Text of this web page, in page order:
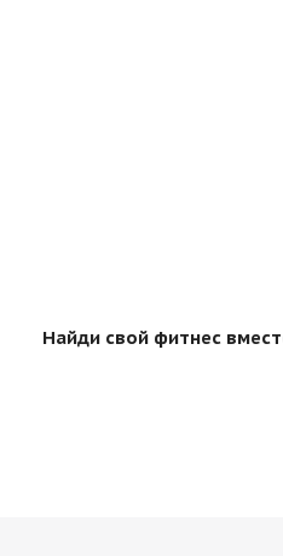
Найди свой фитнес